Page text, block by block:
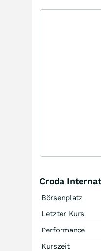
Croda
Börsenplatz
Letzter Kurs
Performance
Kurszeit